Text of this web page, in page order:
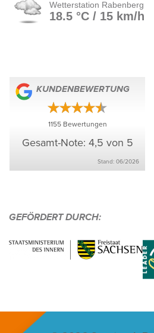
KUNDEN­BE­WER­TUNG
1155Bewer­tungen
Gesamt-Note: 4,5 von 5
Stand: 06/​2026
GEFÖR­DERT DURCH: